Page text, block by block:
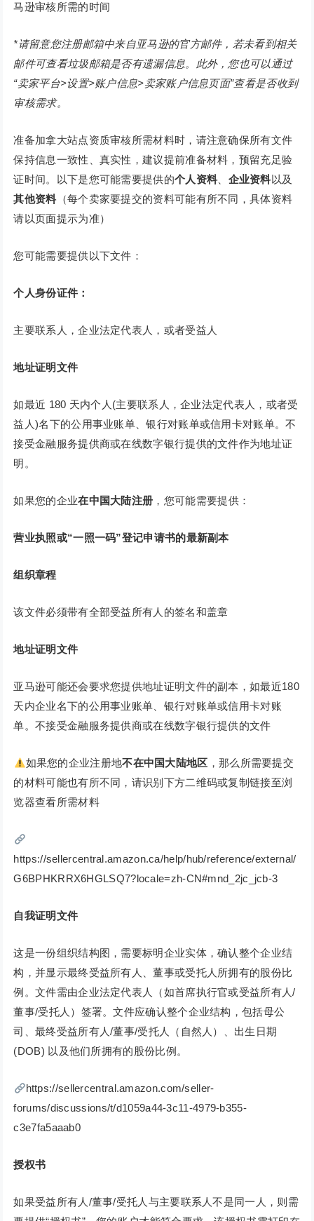
马逊审核所需的时间
*请留意您注册邮箱中来自亚马逊的官方邮件，若未看到相关
邮件可查看垃圾邮箱是否有遗漏信息。此外，您也可以通过
“卖家平台>设置>账户信息>卖家账户信息页面”查看是否收到
审核需求。
准备加拿大站点资质审核所需材料时，请注意确保所有文件
保持信息一致性、真实性，建议提前准备材料，预留充足验
证时间。以下是您可能需要提供的个人资料 企业资料以及
其他资料 （每个卖家要提交的资料可能有所不同，具体资料
请以页面提示为准）
您可能需要提供以下文件：
个人身份证件：
主要联系人，企业法定代表人，或者受益人
地址证明文件
如最近 180 天内个人(主要联系人，企业法定代表人，或者受
益人)名下的公用事业账单、银行对账单或信用卡对账单。不
接受金融服务提供商或在线数字银行提供的文件作为地址证
明。
如果您的企业在中国大陆注册 ，您可能需要提供：
营业执照或“一照一码”登记申请书的最新副本
组织章程
该文件必须带有全部受益所有人的签名和盖章
地址证明文件
亚马逊可能还会要求您提供地址证明文件的副本，如最近180
天内企业名下的公用事业账单、银行对账单或信用卡对账
单。不接受金融服务提供商或在线数字银行提供的文件
如果您的企业注册地不在中国大陆地区 ，那么所需要提交
的材料可能也有所不同，请识别下方二维码或复制链接至浏
览器查看所需材料
https://sellercentral.amazon.ca/help/hub/reference/external/
G6BPHKRRX6HGLSQ7?locale=zh-CN#mnd_2jc_jcb-3
自我证明文件
这是一份组织结构图，需要标明企业实体，确认整个企业结
构，并显示最终受益所有人、董事或受托人所拥有的股份比
例。文件需由企业法定代表人（如首席执行官或受益所有人/
董事/受托人）签署。文件应确认整个企业结构，包括母公
司、最终受益所有人/董事/受托人（自然人）、出生日期
(DOB) 以及他们所拥有的股份比例。
https://sellercentral.amazon.com/seller-
forums/discussions/t/d1059a44-3c11-4979-b355-
c3e7fa5aaab0
授权书
如果受益所有人/董事/受托人与主要联系人不是同一人，则需